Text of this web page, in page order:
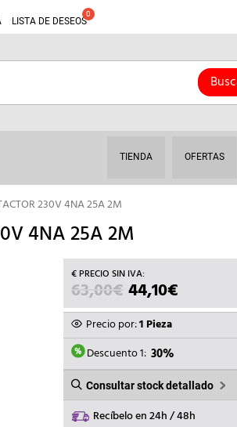
LISTA DE DESEOS
TIENDA OFERTAS
230V 4NA 25A 2M
4NA 25A 2M
63,00€ EL
PRECIO
ORIGINAL
ERA:
63,00€.
44,10€EL
PRECIO
ES:
Precio por:1 Pieza
Descuento 1: 30%
Consultar stock detallado
Recíbelo en 24h / 48h